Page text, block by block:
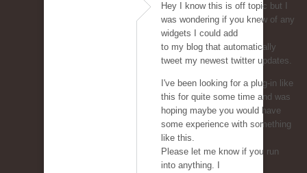
Hey I know this is off topic but I
was wondering if you knew of any
widgets I could add
to my blog that automatically
tweet my newest twitter updates.
I've been looking for a plug-in like
this for quite some time and was
hoping maybe you would have
some experience with something
like this.
Please let me know if you run
into anything. I